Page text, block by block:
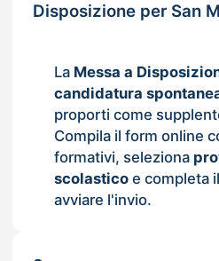
Disposizione per San
La Messa a
candidatura
proporti come
Compila il form online
formativi, seleziona
scolasticoe completa
avviare l'invio.